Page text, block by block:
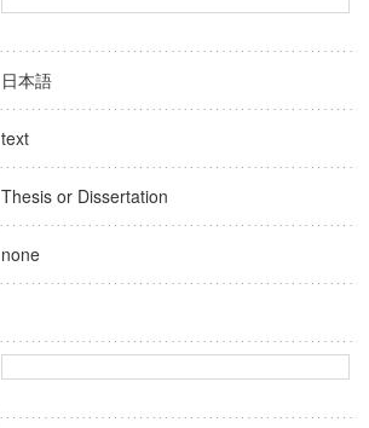
日本語
text
Thesis or Dissertation
none